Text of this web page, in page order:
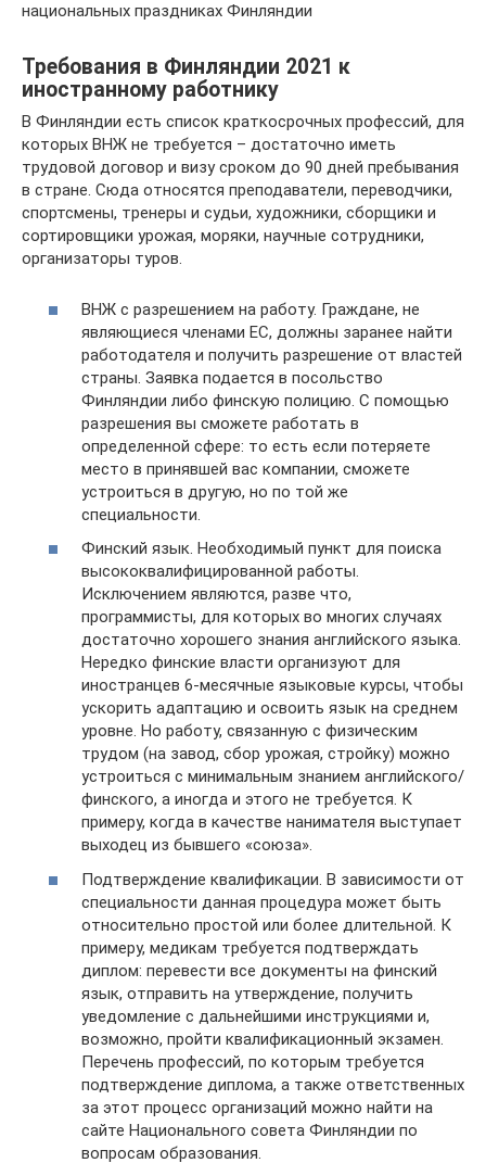
национальных праздниках Финляндии
Требования в Финляндии 2021 к
иностранному работнику
В Финляндии есть список краткосрочных профессий, для
которых ВНЖ не требуется – достаточно иметь
трудовой договор и визу сроком до 90 дней пребывания
в стране. Сюда относятся преподаватели, переводчики,
спортсмены, тренеры и судьи, художники, сборщики и
сортировщики урожая, моряки, научные сотрудники,
организаторы туров.
ВНЖ с разрешением на работу. Граждане, не
являющиеся членами ЕС, должны заранее найти
работодателя и получить разрешение от властей
страны. Заявка подается в посольство
Финляндии либо финскую полицию. С помощью
разрешения вы сможете работать в
определенной сфере: то есть если потеряете
место в принявшей вас компании, сможете
устроиться в другую, но по той же
специальности.
Финский язык. Необходимый пункт для поиска
высококвалифицированной работы.
Исключением являются, разве что,
программисты, для которых во многих случаях
достаточно хорошего знания английского языка.
Нередко финские власти организуют для
иностранцев 6-месячные языковые курсы, чтобы
ускорить адаптацию и освоить язык на среднем
уровне. Но работу, связанную с физическим
трудом (на завод, сбор урожая, стройку) можно
устроиться с минимальным знанием английского/
финского, а иногда и этого не требуется. К
примеру, когда в качестве нанимателя выступает
выходец из бывшего «союза».
Подтверждение квалификации. В зависимости от
специальности данная процедура может быть
относительно простой или более длительной. К
примеру, медикам требуется подтверждать
диплом: перевести все документы на финский
язык, отправить на утверждение, получить
уведомление с дальнейшими инструкциями и,
возможно, пройти квалификационный экзамен.
Перечень профессий, по которым требуется
подтверждение диплома, а также ответственных
за этот процесс организаций можно найти на
сайте Национального совета Финляндии по
вопросам образования.